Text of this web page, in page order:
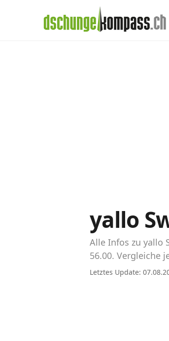
Daten-Abos vergleichen
Abos für Tablets, Hotspots und
Tarifrechner Handy-Abo
Der gute alte Tarifrechner im neuen
yallo
Alle Infos zu yallo
56.00. Vergleiche
Letztes Update: